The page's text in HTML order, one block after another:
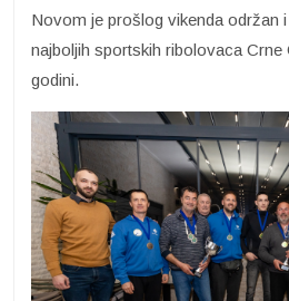
Novom je prošlog vikenda održan
najboljih sportskih ribolovaca Crne
godini.